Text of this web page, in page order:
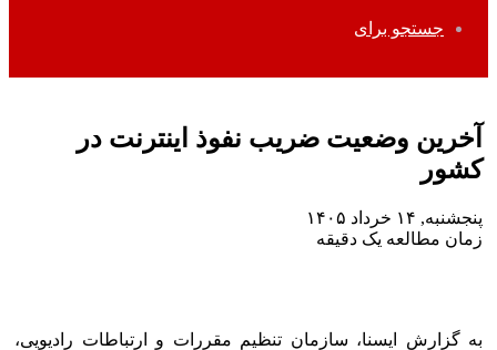
جستجو برای
آخرین وضعیت ضریب نفوذ اینترنت در
کشور
پنجشنبه, ۱۴ خرداد ۱۴۰۵
زمان مطالعه یک دقیقه
به گزارش ایسنا، سازمان تنظیم مقررات و ارتباطات رادیویی،